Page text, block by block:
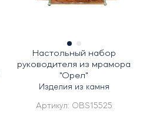
Настольный набор
руководителя из мрамора
"Орел"
Изделия из камня
Артикул: OBS15525